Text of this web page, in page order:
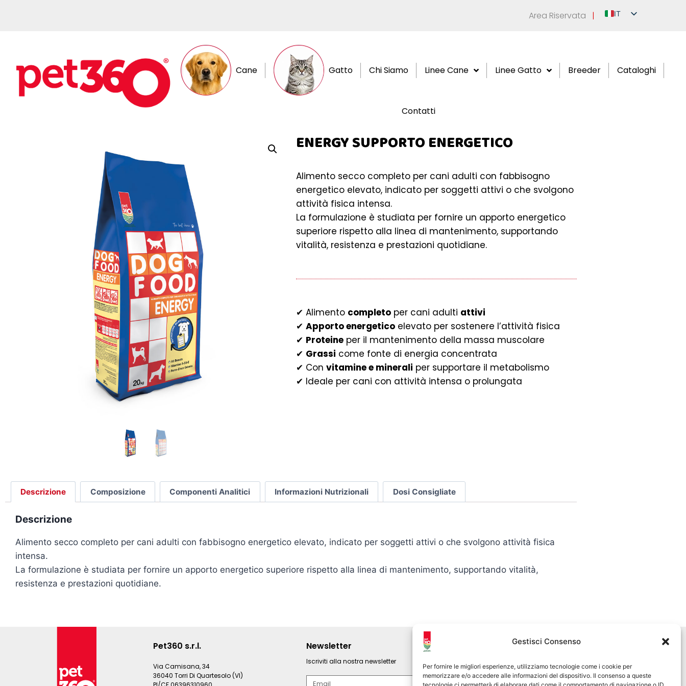
Gestisci Consenso
Per fornire le migliori esperienze, utilizziamo tecnologie come i cookie per
memorizzare e/o accedere alle informazioni del dispositivo. Il consenso a queste
Area Riservata |
IT
Cane Gatto Chi Siamo Linee Cane Linee Gatto Breeder Cataloghi
Contatti
ENERGY SUPPORTO ENERGETICO
Alimento secco completo per cani adulti con fabbisogno
energetico elevato, indicato per soggetti attivi o che svolgono
attività fisica intensa.
La formulazione è studiata per fornire un apporto energetico
superiore rispetto alla linea di mantenimento, supportando
vitalità, resistenza e prestazioni quotidiane.
✔ Alimento completo per cani adulti attivi
✔ Apporto energetico elevato per sostenere l’attività fisica
✔ Proteine per il mantenimento della massa muscolare
✔ Grassi come fonte di energia concentrata
✔ Con vitamine e minerali per supportare il metabolismo
✔ Ideale per cani con attività intensa o prolungata
Descrizione Composizione Componenti Analitici Informazioni Nutrizionali Dosi Consigliate
Descrizione
Alimento secco completo per cani adulti con fabbisogno energetico elevato, indicato per soggetti attivi o che svolgono attività fisica
intensa.
La formulazione è studiata per fornire un apporto energetico superiore rispetto alla linea di mantenimento, supportando vitalità,
resistenza e prestazioni quotidiane.
Pet360 s.r.l.
Via Camisana, 34
36040 Torri Di Quartesolo (VI)
Newsletter
Iscriviti alla nostra newsletter
Seguici sui social
pet360official
@pet360_official